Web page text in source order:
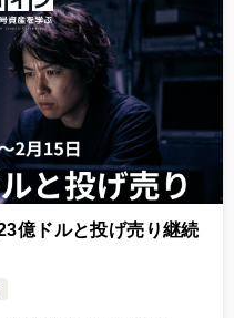
億ドルと投げ売り継続